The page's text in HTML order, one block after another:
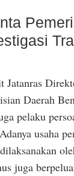
Daerah
pelaku
usaha
juga